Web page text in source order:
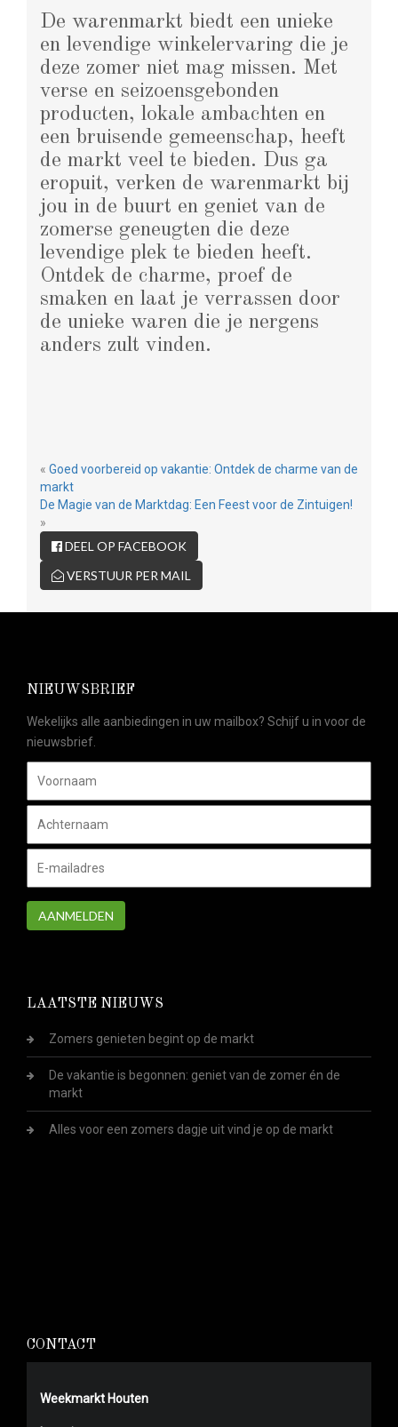
De warenmarkt biedt een unieke
en levendige winkelervaring die je
deze zomer niet mag missen. Met
verse en seizoensgebonden
producten, lokale ambachten en
een bruisende gemeenschap, heeft
de markt veel te bieden. Dus ga
eropuit, verken de warenmarkt bij
jou in de buurt en geniet van de
zomerse geneugten die deze
levendige plek te bieden heeft.
Ontdek de charme, proef de
smaken en laat je verrassen door
de unieke waren die je nergens
anders zult vinden.
« Goed voorbereid op vakantie: Ontdek de charme van de
markt
De Magie van de Marktdag: Een Feest voor de Zintuigen!
»
DEEL OP FACEBOOK
VERSTUUR PER MAIL
NIEUWSBRIEF
Wekelijks alle aanbiedingen in uw mailbox? Schijf u in voor de
nieuwsbrief.
AANMELDEN
LAATSTE NIEUWS
Zomers genieten begint op de markt
De vakantie is begonnen: geniet van de zomer én de
markt
Alles voor een zomers dagje uit vind je op de markt
CONTACT
Weekmarkt Houten